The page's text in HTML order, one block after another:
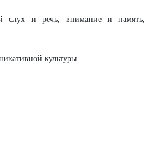
слух и речь, внимание и память,
культуры.